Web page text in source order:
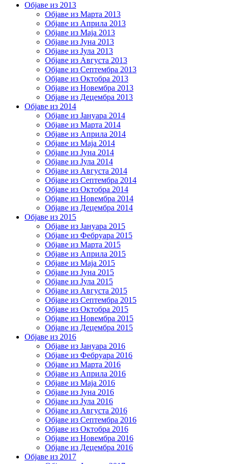
Објаве из 2013
Објаве из Марта 2013
Објаве из Априла 2013
Објаве из Маја 2013
Објаве из Јунa 2013
Објаве из Јула 2013
Објаве из Августа 2013
Објаве из Септембра 2013
Објаве из Октобра 2013
Објаве из Новембра 2013
Објаве из Децембра 2013
Објаве из 2014
Објаве из Јануара 2014
Објаве из Марта 2014
Објаве из Априла 2014
Објаве из Маја 2014
Објаве из Јуна 2014
Објаве из Јула 2014
Објаве из Августа 2014
Објаве из Септембра 2014
Објаве из Октобра 2014
Објаве из Новембра 2014
Објаве из Децембра 2014
Објаве из 2015
Објаве из Јануара 2015
Објаве из Фебруара 2015
Објаве из Марта 2015
Објаве из Априла 2015
Објаве из Маја 2015
Објаве из Јуна 2015
Објаве из Јула 2015
Објаве из Августа 2015
Објаве из Септембра 2015
Објаве из Октобра 2015
Објаве из Новембра 2015
Објаве из Децембра 2015
Објаве из 2016
Објаве из Јануара 2016
Објаве из Фебруара 2016
Објаве из Марта 2016
Објаве из Априла 2016
Објаве из Маја 2016
Објаве из Јуна 2016
Објаве из Јула 2016
Објаве из Августа 2016
Објаве из Септембра 2016
Објаве из Октобра 2016
Објаве из Новембра 2016
Објаве из Децембра 2016
Објаве из 2017